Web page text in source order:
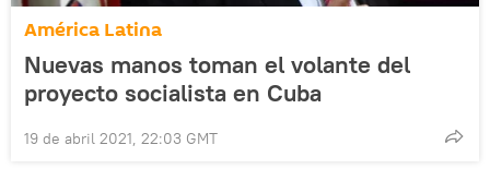
América Latina
Nuevas manos toman el volante del
proyecto socialista en Cuba
19 de abril 2021, 22:03 GMT